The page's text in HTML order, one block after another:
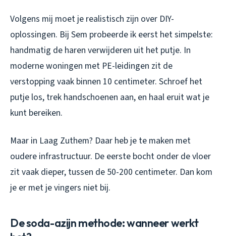
Volgens mij moet je realistisch zijn over DIY-
oplossingen. Bij Sem probeerde ik eerst het simpelste:
handmatig de haren verwijderen uit het putje. In
moderne woningen met PE-leidingen zit de
verstopping vaak binnen 10 centimeter. Schroef het
putje los, trek handschoenen aan, en haal eruit wat je
kunt bereiken.
Maar in Laag Zuthem? Daar heb je te maken met
oudere infrastructuur. De eerste bocht onder de vloer
zit vaak dieper, tussen de 50-200 centimeter. Dan kom
je er met je vingers niet bij.
De soda-azijn methode: wanneer werkt